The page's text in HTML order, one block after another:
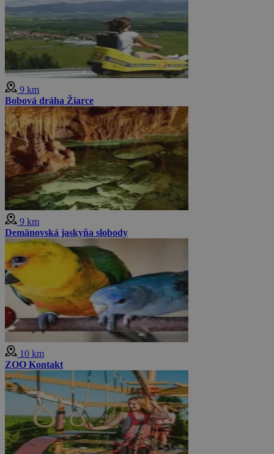
9 km
Bobová dráha Žiarce
9 km
Demänovská jaskyňa slobody
10 km
ZOO Kontakt